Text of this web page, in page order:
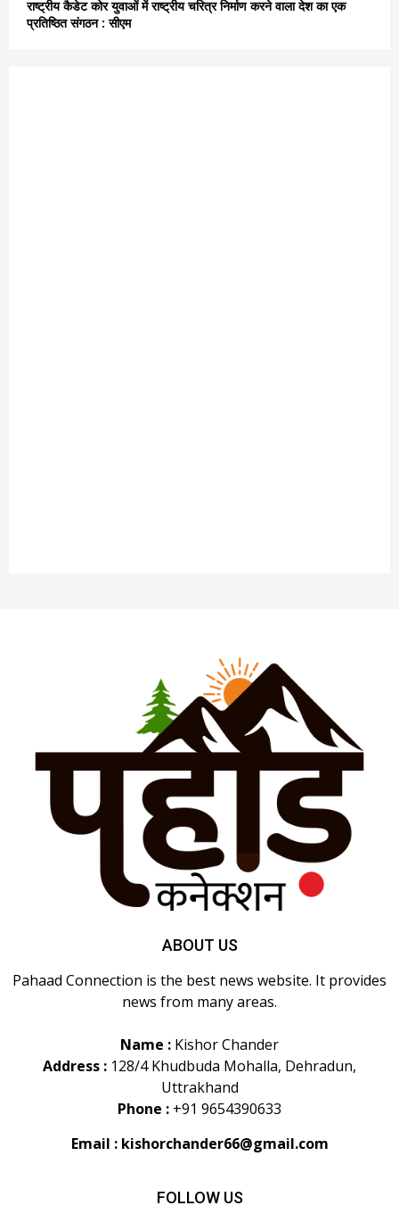
राष्ट्रीय कैडेट कोर युवाओं में राष्ट्रीय चरित्र निर्माण करने वाला देश का एक
प्रतिष्ठित संगठन : सीएम
ABOUT US
Pahaad Connection is the best news website. It provides
news from many areas.
Name : Kishor Chander
Address : 128/4 Khudbuda Mohalla, Dehradun,
Uttrakhand
Phone : +91 9654390633
Email : kishorchander66@gmail.com
FOLLOW US